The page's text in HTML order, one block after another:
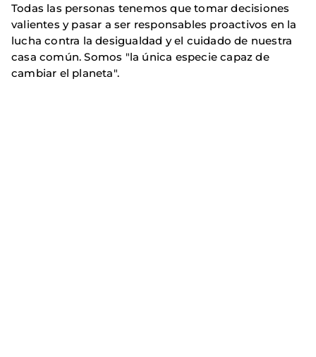
Todas las personas tenemos que tomar decisiones
valientes y pasar a ser responsables proactivos en la
lucha contra la desigualdad y el cuidado de nuestra
casa común. Somos "la única especie capaz de
cambiar el planeta".